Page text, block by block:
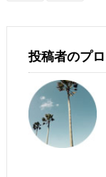
投稿者のプ